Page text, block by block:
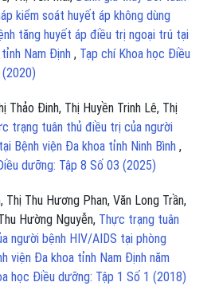
kiểm soát huyết áp không dùng
tăng huyết áp điều trị ngoại trú tại
Nam Định , Tạp chí Khoa học Điều
Thảo Đinh, Thị Huyền Trinh Lê, Thị
trạng tuân thủ điều trị của người
Bệnh viện Đa khoa tỉnh Ninh Bình ,
dưỡng: Tập 8 Số 03 (2025)
Thị Thu Hương Phan, Văn Long Trần,
Hường Nguyễn, Thực trạng tuân
người bệnh HIV/AIDS tại phòng
viện Đa khoa tỉnh Nam Định năm
học Điều dưỡng: Tập 1 Số 1 (2018)